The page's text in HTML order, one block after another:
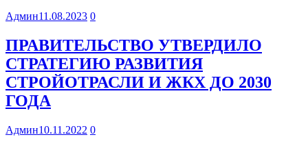
Админ11.08.2023 0
ПРАВИТЕЛЬСТВО УТВЕРДИЛО
СТРАТЕГИЮ РАЗВИТИЯ
СТРОЙОТРАСЛИ И ЖКХ ДО 2030
ГОДА
Админ10.11.2022 0